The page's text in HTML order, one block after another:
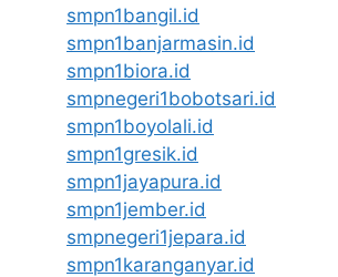
smpn1bangil.id
smpn1banjarmasin.id
smpn1biora.id
smpnegeri1bobotsari.id
smpn1boyolali.id
smpn1gresik.id
smpn1jayapura.id
smpn1jember.id
smpnegeri1jepara.id
smpn1karanganyar.id